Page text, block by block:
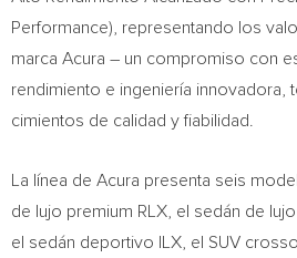
Performance), representando los
marca Acura – un compromiso con
rendimiento e ingeniería
cimientos de calidad y fiabilidad.
La línea de Acura presenta seis
de lujo premium RLX, el sedán de
el sedán deportivo ILX, el SUV